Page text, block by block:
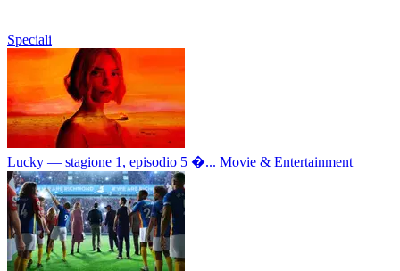
Speciali
Lucky — stagione 1, episodio 5 �... Movie & Entertainment